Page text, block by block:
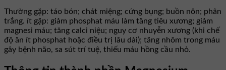
Thường gặp: táo bón; chát miệng; cứng bụng; buồn nôn; phân
trắng. ít gặp: giảm phosphat máu làm tăng tiêu xương; giảm
magnesi máu; tăng calci niệu; nguy cơ nhuyễn xương (khi chế
độ ăn ít phosphat hoặc điều trị lâu dài); tăng nhôm trong máu
gây bệnh não, sa sút trí tuệ, thiếu máu hồng cầu nhỏ.